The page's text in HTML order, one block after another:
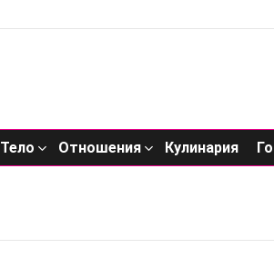
Тело Отношения Кулинария